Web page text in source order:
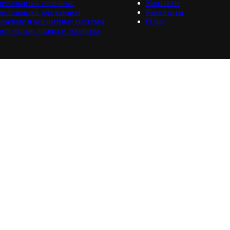
точечные
для ванной
и магнитные системы
лампы и торшеры
Контакты
Реквизиты
О нас